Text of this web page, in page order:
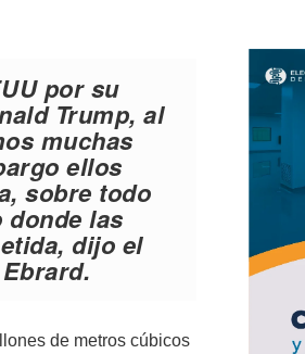
por su
Trump, al
muchas
ellos
sobre todo
donde las
dijo el
de metros cúbicos